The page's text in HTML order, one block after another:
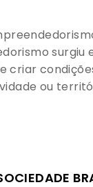
surgiu
criar
ou